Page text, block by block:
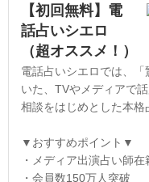
【初回無料】電
話占いシエロ
（超オススメ！）
電話占いシエロでは、
いた、TVやメディアで
相談をはじめとした本格
▼おすすめポイント▼
・メディア出演占い師在
・会員数150万人突破